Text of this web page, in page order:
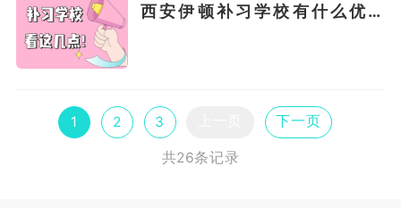
西安伊顿补习学校有什么优缺
1 2 3 下一页
共26条记录